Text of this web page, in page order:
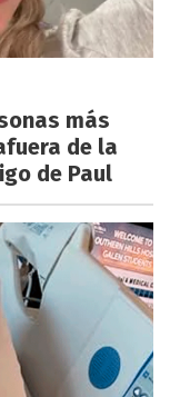
más
de la
de Paul